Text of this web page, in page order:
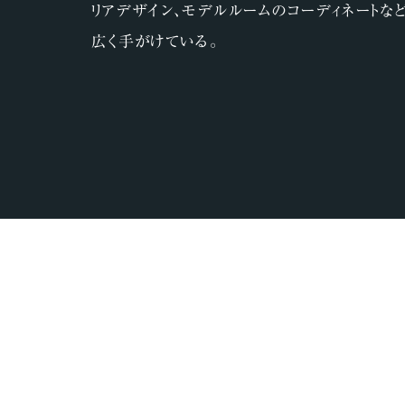
リアデザイン、モデルルームのコーディネートな
広く手がけている。